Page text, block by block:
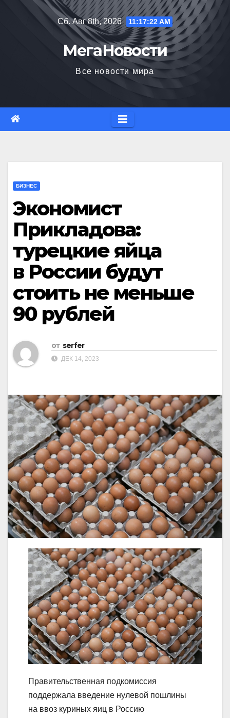
Сб. Авг 8th, 2026 11:17:23 AM
МегаНовости
Все новости мира
БИЗНЕС
Экономист
Прикладова:
турецкие яйца
в России будут
стоить не меньше
90 рублей
от serfer
ДЕК 14, 2023
Правительственная подкомиссия
поддержала введение нулевой пошлины
на ввоз куриных яиц в Россию